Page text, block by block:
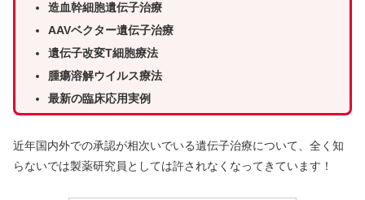
造血幹細胞遺伝子治療
AAVベクター遺伝子治療
遺伝子改変T細胞療法
腫瘍溶解ウイルス療法
最新の臨床応用実例
近年国内外での承認が相次いでいる遺伝子治療について、全く知
らないでは製薬研究員としては許されなくなってきています！